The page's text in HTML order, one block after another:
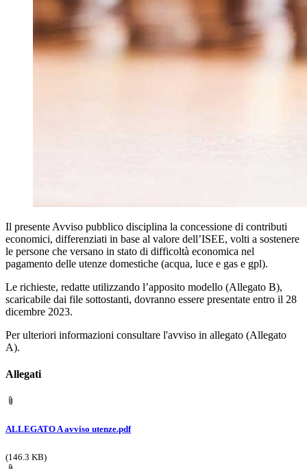
Il presente Avviso pubblico disciplina la concessione di contributi
economici, differenziati in base al valore dell’ISEE, volti a sostenere
le persone che versano in stato di difficoltà economica nel
pagamento delle utenze domestiche (acqua, luce e gas e gpl).
Le richieste, redatte utilizzando l’apposito modello (Allegato B),
scaricabile dai file sottostanti, dovranno essere presentate entro il 28
dicembre 2023.
Per ulteriori informazioni consultare l'avviso in allegato (Allegato
A).
Allegati
ALLEGATO A avviso utenze.pdf
(146.3 KB)